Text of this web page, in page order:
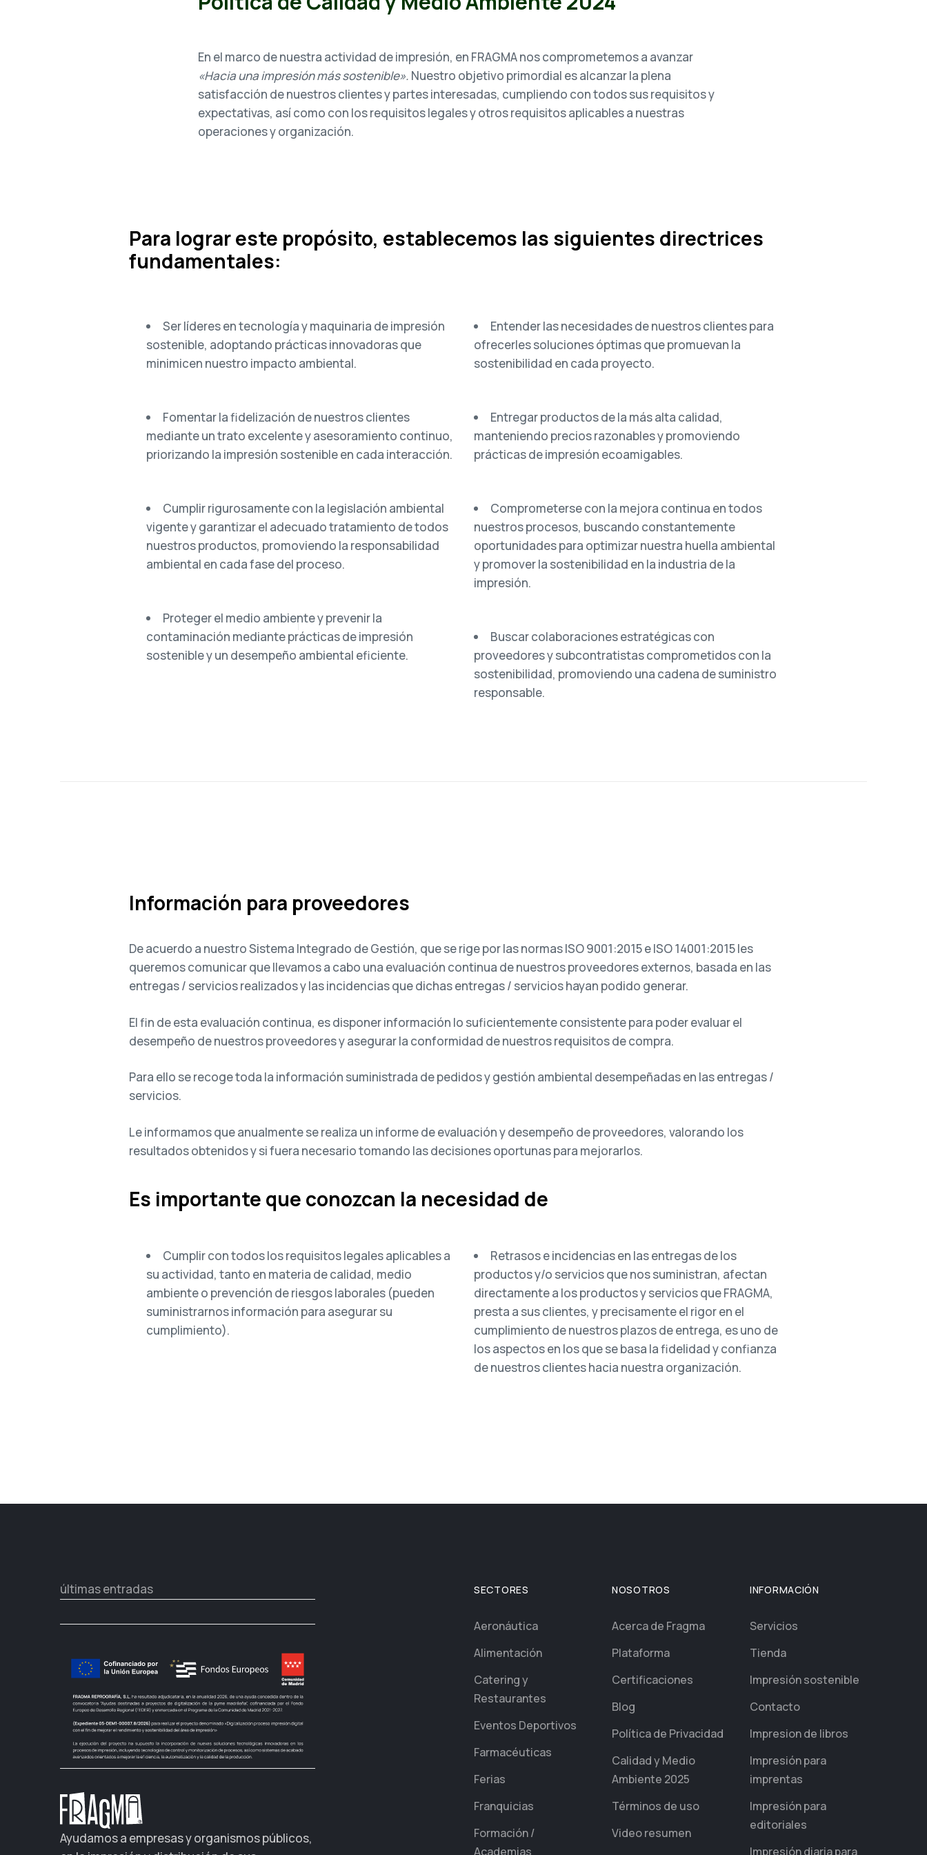
En el marco de nuestra actividad de impresión, en FRAGMA nos comprometemos a avanzar
«Hacia una impresión más sostenible». Nuestro objetivo primordial es alcanzar la plena
satisfacción de nuestros clientes y partes interesadas, cumpliendo con todos sus requisitos y
expectativas, así como con los requisitos legales y otros requisitos aplicables a nuestras
operaciones y organización.
Para lograr este propósito, establecemos las siguientes directrices
fundamentales:
Ser líderes en tecnología y maquinaria de impresión
sostenible, adoptando prácticas innovadoras que
minimicen nuestro impacto ambiental.
Fomentar la fidelización de nuestros clientes
mediante un trato excelente y asesoramiento continuo,
priorizando la impresión sostenible en cada interacción.
Cumplir rigurosamente con la legislación ambiental
vigente y garantizar el adecuado tratamiento de todos
nuestros productos, promoviendo la responsabilidad
ambiental en cada fase del proceso.
Proteger el medio ambiente y prevenir la
contaminación mediante prácticas de impresión
sostenible y un desempeño ambiental eficiente.
Entender las necesidades de nuestros clientes para
ofrecerles soluciones óptimas que promuevan la
sostenibilidad en cada proyecto.
Entregar productos de la más alta calidad,
manteniendo precios razonables y promoviendo
prácticas de impresión ecoamigables.
Comprometerse con la mejora continua en todos
nuestros procesos, buscando constantemente
oportunidades para optimizar nuestra huella ambiental
y promover la sostenibilidad en la industria de la
impresión.
Buscar colaboraciones estratégicas con
proveedores y subcontratistas comprometidos con la
sostenibilidad, promoviendo una cadena de suministro
responsable.
Información para proveedores
De acuerdo a nuestro Sistema Integrado de Gestión, que se rige por las normas ISO 9001:2015 e ISO 14001:2015 les
queremos comunicar que llevamos a cabo una evaluación continua de nuestros proveedores externos, basada en las
entregas / servicios realizados y las incidencias que dichas entregas / servicios hayan podido generar.
El fin de esta evaluación continua, es disponer información lo suficientemente consistente para poder evaluar el
desempeño de nuestros proveedores y asegurar la conformidad de nuestros requisitos de compra.
Para ello se recoge toda la información suministrada de pedidos y gestión ambiental desempeñadas en las entregas /
servicios.
Le informamos que anualmente se realiza un informe de evaluación y desempeño de proveedores, valorando los
resultados obtenidos y si fuera necesario tomando las decisiones oportunas para mejorarlos.
Es importante que conozcan la necesidad de
Cumplir con todos los requisitos legales aplicables a
su actividad, tanto en materia de calidad, medio
ambiente o prevención de riesgos laborales (pueden
suministrarnos información para asegurar su
cumplimiento).
Retrasos e incidencias en las entregas de los
productos y/o servicios que nos suministran, afectan
directamente a los productos y servicios que FRAGMA,
presta a sus clientes, y precisamente el rigor en el
cumplimiento de nuestros plazos de entrega, es uno de
los aspectos en los que se basa la fidelidad y confianza
de nuestros clientes hacia nuestra organización.
últimas entradas
Ayudamos a empresas y organismos públicos,
SECTORES
Aeronáutica
Alimentación
Catering y
Restaurantes
Eventos Deportivos
Farmacéuticas
Ferias
Franquicias
Formación /
Academias
NOSOTROS
Acerca de Fragma
Plataforma
Certificaciones
Blog
Política de Privacidad
Calidad y Medio
Ambiente 2025
Términos de uso
Video resumen
INFORMACIÓN
Servicios
Tienda
Impresión sostenible
Contacto
Impresion de libros
Impresión para
imprentas
Impresión para
editoriales
Impresión diaria para